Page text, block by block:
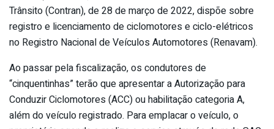
Trânsito (Contran), de 28 de março de 2022, dispõe sobre
registro e licenciamento de ciclomotores e ciclo-elétricos
no Registro Nacional de Veículos Automotores (Renavam).
Ao passar pela fiscalização, os condutores de
“cinquentinhas” terão que apresentar a Autorização para
Conduzir Ciclomotores (ACC) ou habilitação categoria A,
além do veículo registrado. Para emplacar o veículo, o